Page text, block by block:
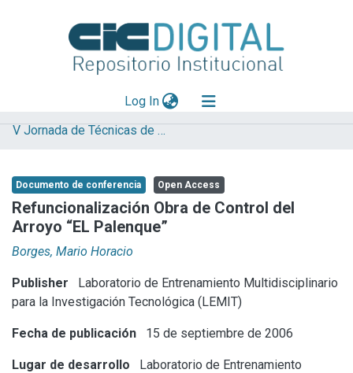
Log In(current)
Explorar
Aportar material
Statistics
V Jornada de Técnicas de Restauración y Conservación del Patrimonio
Documento de conferencia Open Access
Refuncionalización Obra de Control del
Arroyo “EL Palenque”
Borges, Mario Horacio
Publisher
Laboratorio de Entrenamiento Multidisciplinario
para la Investigación Tecnológica (LEMIT)
Fecha de publicación 15 de septiembre de 2006
Lugar de desarrollo
Laboratorio de Entrenamiento